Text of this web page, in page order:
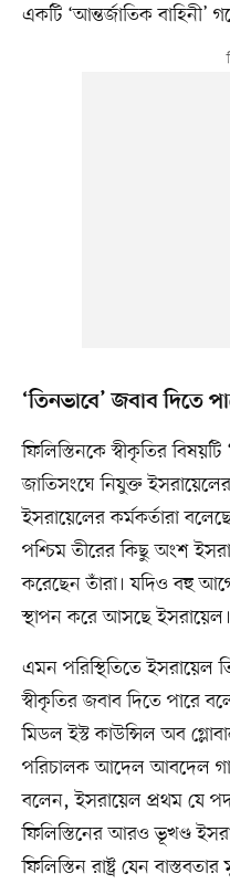
একটি ‘আন্তর্জাতিক
‘তিনভাবে’ জবাব দিতে
ফিলিস্তিনকে স্বীকৃতির
জাতিসংঘে নিযুক্ত
ইসরায়েলের কর্মকর্তারা
পশ্চিম তীরের কিছু অংশ
করেছেন তাঁরা। যদিও বহু
স্থাপন করে আসছে ইসরায়েল।
এমন পরিস্থিতিতে ইসরায়েল
স্বীকৃতির জবাব দিতে পারে
মিডল ইস্ট কাউন্সিল অব
পরিচালক আদেল আবদেল
বলেন, ইসরায়েল প্রথম যে
ফিলিস্তিনের আরও ভূখণ্ড
ফিলিস্তিন রাষ্ট্র যেন